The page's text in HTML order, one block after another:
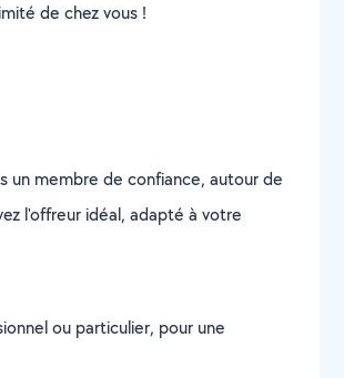
de chez vous !
un membre de confiance, autour de
l'offreur idéal, adapté à votre
ou particulier, pour une